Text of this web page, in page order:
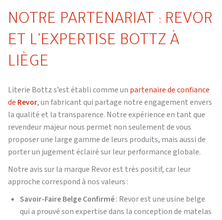
NOTRE PARTENARIAT : REVOR
ET L'EXPERTISE BOTTZ À
LIÈGE
Literie Bottz s’est établi comme un partenaire de confiance
de Revor, un fabricant qui partage notre engagement envers
la qualité et la transparence. Notre expérience en tant que
revendeur majeur nous permet non seulement de vous
proposer une large gamme de leurs produits, mais aussi de
porter un jugement éclairé sur leur performance globale.
Notre avis sur la marque Revor est très positif, car leur
approche correspond à nos valeurs :
Savoir-Faire Belge Confirmé: Revor est une usine belge
qui a prouvé son expertise dans la conception de matelas